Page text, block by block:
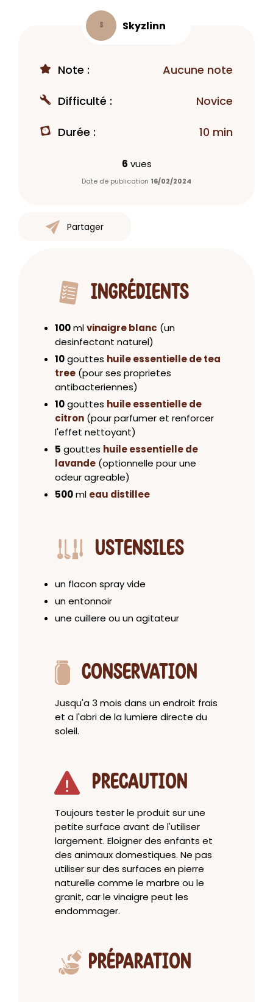
S Skyzlinn
Note : Aucune note
Difficulté : Novice
Durée : 10 min
6 vues
Date de publication 16/02/2024
Partager
INGRÉDIENTS
100mlvinaigre blanc (un
desinfectant naturel)
10gouttes huile essentielle de tea
tree (pour ses proprietes
antibacteriennes)
10gouttes huile essentielle de
citron (pour parfumer et renforcer
l'effet nettoyant)
5 gouttes huile essentielle de
lavande (optionnelle pour une
odeur agreable)
500ml eau distillee
USTENSILES
un flacon spray vide
un entonnoir
une cuillere ou un agitateur
CONSERVATION
Jusqu'a 3 mois dans un endroit frais
et a l'abri de la lumiere directe du
soleil.
PRECAUTION
Toujours tester le produit sur une
petite surface avant de l'utiliser
largement. Eloigner des enfants et
des animaux domestiques. Ne pas
utiliser sur des surfaces en pierre
naturelle comme le marbre ou le
granit, car le vinaigre peut les
endommager.
PRÉPARATION